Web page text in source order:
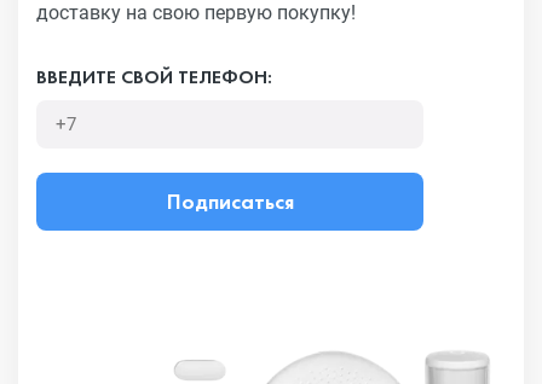
доставку на свою первую покупку!
ВВЕДИТЕ СВОЙ ТЕЛЕФОН:
Подписаться